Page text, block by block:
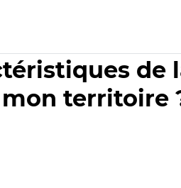
de
territoire